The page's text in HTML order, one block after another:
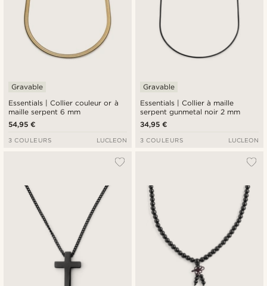
Essentials | Collier couleur or à
maille serpent 6 mm
Gravable
54,95 €
3 COULEURS LUCLEON
Essentials | Collier à maille
serpent gunmetal noir 2 mm
Gravable
34,95 €
3 COULEURS LUCLEON